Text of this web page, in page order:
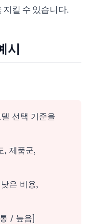
킬 수 있습니다.
시
선택 기준을
, 제품군,
은 비용,
/ 높음]